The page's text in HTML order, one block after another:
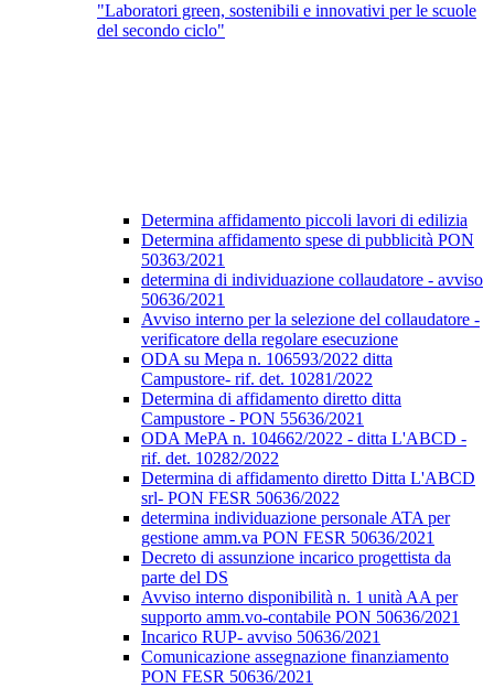
"Laboratori green, sostenibili e innovativi per le scuole
del secondo ciclo"
Determina affidamento piccoli lavori di edilizia
Determina affidamento spese di pubblicità PON
50363/2021
determina di individuazione collaudatore - avviso
50636/2021
Avviso interno per la selezione del collaudatore -
verificatore della regolare esecuzione
ODA su Mepa n. 106593/2022 ditta
Campustore- rif. det. 10281/2022
Determina di affidamento diretto ditta
Campustore - PON 55636/2021
ODA MePA n. 104662/2022 - ditta L'ABCD -
rif. det. 10282/2022
Determina di affidamento diretto Ditta L'ABCD
srl- PON FESR 50636/2022
determina individuazione personale ATA per
gestione amm.va PON FESR 50636/2021
Decreto di assunzione incarico progettista da
parte del DS
Avviso interno disponibilità n. 1 unità AA per
supporto amm.vo-contabile PON 50636/2021
Incarico RUP- avviso 50636/2021
Comunicazione assegnazione finanziamento
PON FESR 50636/2021